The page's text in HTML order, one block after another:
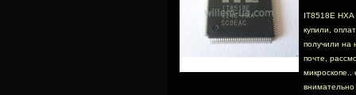
IT8518E HXA
купили,
получили на
почте,
микроскопе..
внимательно